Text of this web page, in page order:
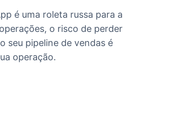
é uma roleta russa para a
o risco de perder
seu pipeline de vendas é
operação.